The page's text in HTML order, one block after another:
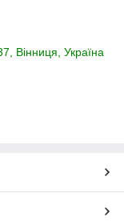
Вінниця, Україна